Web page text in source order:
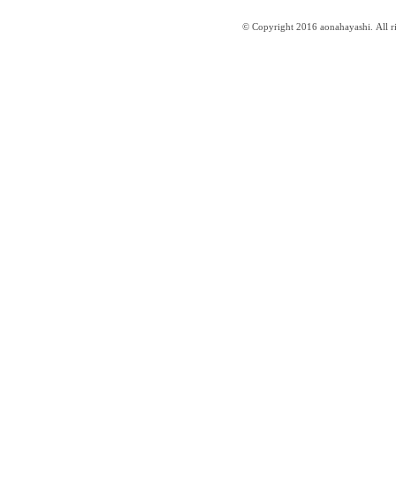
© Copyright 2016 aonahayashi. All